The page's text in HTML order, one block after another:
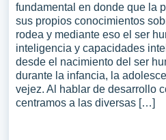
fundamental en donde que la
sus propios conocimientos
rodea y mediante eso el ser
inteligencia y capacidades
desde el nacimiento del ser
durante la infancia, la
vejez. Al hablar de desarrollo
centramos a las diversas […]